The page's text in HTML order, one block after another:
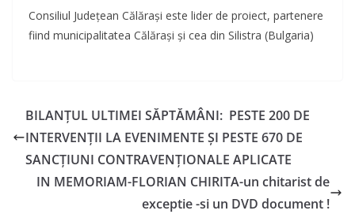
Consiliul Județean Călărași este lider de proiect, partenere
fiind municipalitatea Călărași și cea din Silistra (Bulgaria)
BILANȚUL ULTIMEI SĂPTĂMÂNI: PESTE 200 DE
INTERVENȚII LA EVENIMENTE ȘI PESTE 670 DE
SANCȚIUNI CONTRAVENȚIONALE APLICATE
IN MEMORIAM-FLORIAN CHIRITA-un chitarist de
exceptie -si un DVD document !